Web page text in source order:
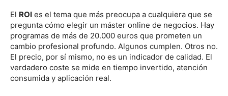
El ROI es el tema que más preocupa a cualquiera que se
pregunta cómo elegir un máster online de negocios. Hay
programas de más de 20.000 euros que prometen un
cambio profesional profundo. Algunos cumplen. Otros no.
El precio, por sí mismo, no es un indicador de calidad. El
verdadero coste se mide en tiempo invertido, atención
consumida y aplicación real.